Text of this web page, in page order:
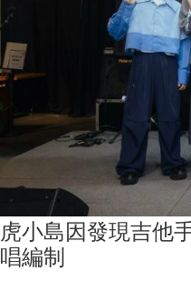
虎小島因發現吉他
唱編制